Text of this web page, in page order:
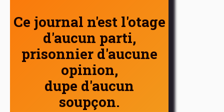
Ce journal n'est l'otage
d'aucun parti,
prisonnier d'aucune
opinion,
dupe d'aucun
soupçon.